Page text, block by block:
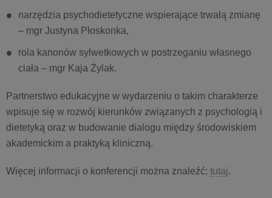
narzędzia psychodietetyczne wspierające trwałą zmianę
– mgr Justyna Płoskonka,
rola kanonów sylwetkowych w postrzeganiu własnego
ciała – mgr Kaja Żylak.
Partnerstwo edukacyjne w wydarzeniu o takim charakterze
wpisuje się w rozwój kierunków związanych z psychologią i
dietetyką oraz w budowanie dialogu między środowiskiem
akademickim a praktyką kliniczną.
Więcej informacji o konferencji można znaleźć: tutaj.